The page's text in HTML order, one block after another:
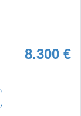
8.300 €